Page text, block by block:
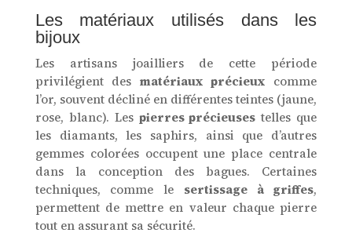
Les matériaux utilisés dans les
bijoux
Les artisans joailliers de cette période
privilégient des matériaux précieux comme
l’or, souvent décliné en différentes teintes (jaune,
rose, blanc). Les pierres précieuses telles que
les diamants, les saphirs, ainsi que d’autres
gemmes colorées occupent une place centrale
dans la conception des bagues. Certaines
techniques, comme le sertissage à griffes,
permettent de mettre en valeur chaque pierre
tout en assurant sa sécurité.